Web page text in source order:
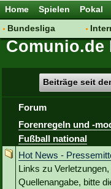
Home Spielen Pokal
Bundesliga
Hot News
Spielanalyse
Vereinsdiskussion
Vereinsfragen
Comunio.de
Beiträge seit
Forum
Forenregeln und -
Fußball national
Hot News -
Links zu
Quellenangabe, bitte